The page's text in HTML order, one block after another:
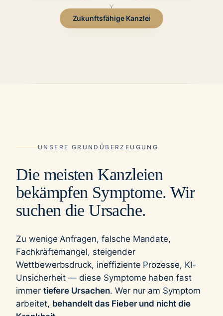
Zukunftsfähige Kanzlei
UNSERE GRUNDÜBERZEUGUNG
Die meisten Kanzleien
bekämpfen Symptome. Wir
suchen die Ursache.
Zu wenige Anfragen, falsche Mandate,
Fachkräftemangel, steigender
Wettbewerbsdruck, ineffiziente Prozesse, KI-
Unsicherheit — diese Symptome haben fast
immer tiefere Ursachen. Wer nur am Symptom
arbeitet, behandelt das Fieber und nicht die